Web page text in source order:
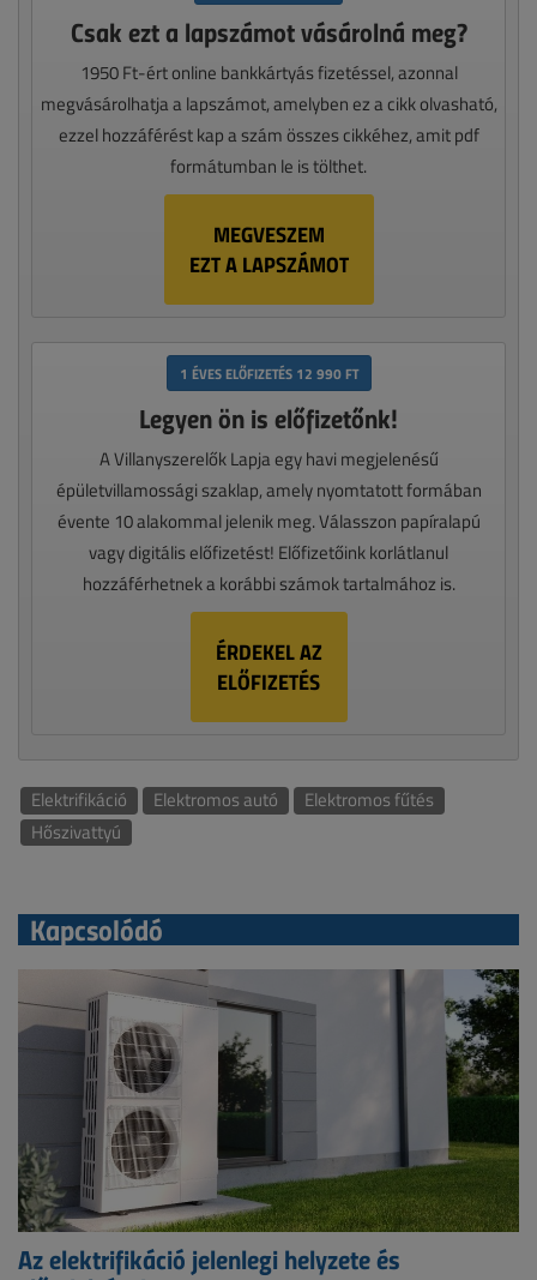
Csak ezt a lapszámot vásárolná meg?
1950 Ft-ért online bankkártyás fizetéssel, azonnal
megvásárolhatja a lapszámot, amelyben ez a cikk olvasható,
ezzel hozzáférést kap a szám összes cikkéhez, amit pdf
formátumban le is tölthet.
MEGVESZEM
EZT A LAPSZÁMOT
1 ÉVES ELŐFIZETÉS 12 990 FT
Legyen ön is előfizetőnk!
A Villanyszerelők Lapja egy havi megjelenésű
épületvillamossági szaklap, amely nyomtatott formában
évente 10 alakommal jelenik meg. Válasszon papíralapú
vagy digitális előfizetést! Előfizetőink korlátlanul
hozzáférhetnek a korábbi számok tartalmához is.
ÉRDEKEL AZ
ELŐFIZETÉS
Elektrifikáció Elektromos autó
Elektromos fűtés
Hőszivattyú
Kapcsolódó
Az elektrifikáció jelenlegi helyzete és